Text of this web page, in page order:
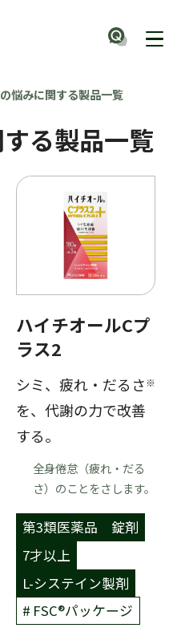
ナビ
悩みに関する製品一覧
る製品一覧
ハイチオールCプ
ラス2
シミ、疲れ・だるさ※
を、代謝の力で改善
する。
全身倦怠（疲れ・だる
さ）のことをさします。
第3類医薬品
錠剤
7才以上
L-システイン製剤
FSC®︎パッケージ